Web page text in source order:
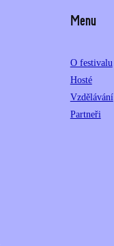
Menu
O festivalu
Hosté
Vzdělávání
Partneři